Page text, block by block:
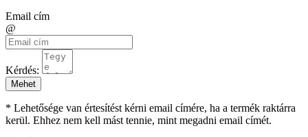
Email cím
@
Kérdés:
Mehet
* Lehetősége van értesítést kérni email címére, ha a termék raktárra
kerül. Ehhez nem kell mást tennie, mint megadni email címét.